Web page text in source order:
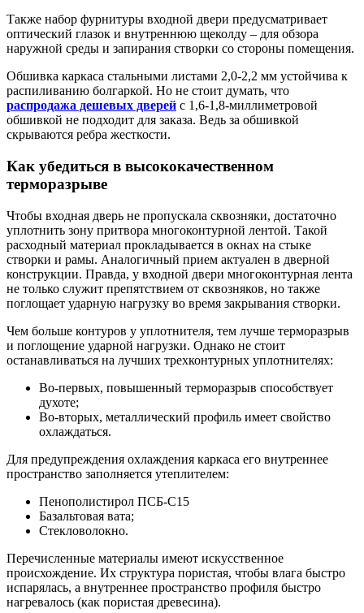
Также набор фурнитуры входной двери предусматривает
оптический глазок и внутреннюю щеколду – для обзора
наружной среды и запирания створки со стороны помещения.
Обшивка каркаса стальными листами 2,0-2,2 мм устойчива к
распиливанию болгаркой. Но не стоит думать, что
распродажа дешевых дверей с 1,6-1,8-миллиметровой
обшивкой не подходит для заказа. Ведь за обшивкой
скрываются ребра жесткости.
Как убедиться в высококачественном
терморазрыве
Чтобы входная дверь не пропускала сквозняки, достаточно
уплотнить зону притвора многоконтурной лентой. Такой
расходный материал прокладывается в окнах на стыке
створки и рамы. Аналогичный прием актуален в дверной
конструкции. Правда, у входной двери многоконтурная лента
не только служит препятствием от сквозняков, но также
поглощает ударную нагрузку во время закрывания створки.
Чем больше контуров у уплотнителя, тем лучше терморазрыв
и поглощение ударной нагрузки. Однако не стоит
останавливаться на лучших трехконтурных уплотнителях:
Во-первых, повышенный терморазрыв способствует
духоте;
Во-вторых, металлический профиль имеет свойство
охлаждаться.
Для предупреждения охлаждения каркаса его внутреннее
пространство заполняется утеплителем:
Пенополистирол ПСБ-С15
Базальтовая вата;
Стекловолокно.
Перечисленные материалы имеют искусственное
происхождение. Их структура пористая, чтобы влага быстро
испарялась, а внутреннее пространство профиля быстро
нагревалось (как пористая древесина).